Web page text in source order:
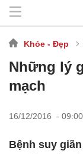
Khỏe - Đẹp
Những lý
mạch
16/12/2016 - 09:00
Bệnh suy